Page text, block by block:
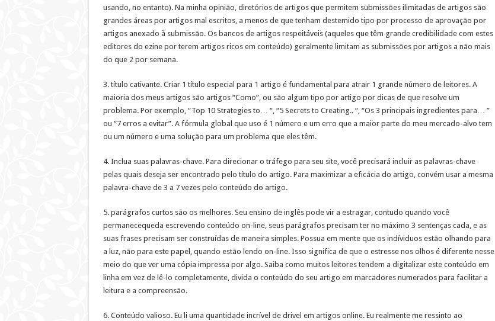
usando, no entanto). Na minha opinião, diretórios de artigos que permitem submissões ilimitadas de artigos são
grandes áreas por artigos mal escritos, a menos de que tenham destemido tipo por processo de aprovação por
artigos anexado à submissão. Os bancos de artigos respeitáveis (aqueles que têm grande credibilidade com estes
editores do ezine por terem artigos ricos em conteúdo) geralmente limitam as submissões por artigos a não mais
do que 2 por semana.
3. título cativante. Criar 1 título especial para 1 artigo é fundamental para atrair 1 grande número de leitores. A
maioria dos meus artigos são artigos “Como”, ou são algum tipo por artigo por dicas de que resolve um
problema. Por exemplo, “Top 10 Strategies to… “, “5 Secrets to Creating.. “, “Os 3 principais ingredientes para… ”
ou “7 erros a evitar”. A fórmula global que uso é 1 número e um erro que a maior parte do meu mercado-alvo tem
ou um número e uma solução para um problema que eles têm.
4. Inclua suas palavras-chave. Para direcionar o tráfego para seu site, você precisará incluir as palavras-chave
pelas quais deseja ser encontrado pelo título do artigo. Para maximizar a eficácia do artigo, convém usar a mesma
palavra-chave de 3 a 7 vezes pelo conteúdo do artigo.
5. parágrafos curtos são os melhores. Seu ensino de inglês pode vir a estragar, contudo quando você
permanecequeda escrevendo conteúdo on-line, seus parágrafos precisam ter no máximo 3 sentenças cada, e as
suas frases precisam ser construídas de maneira simples. Possua em mente que os indíviduos estão olhando para
a luz, não para este papel, quando estão lendo on-line. Isso significa de que o estresse nos olhos é diferente nesse
meio do que ver uma cópia impressa por algo. Saiba como muitos leitores tendem a digitalizar este conteúdo em
linha em vez de lê-lo completamente, divida o conteúdo do seu artigo em marcadores numerados para facilitar a
leitura e a compreensão.
6. Conteúdo valioso. Eu li uma quantidade incrível de drivel em artigos online. Eu realmente me ressinto ao